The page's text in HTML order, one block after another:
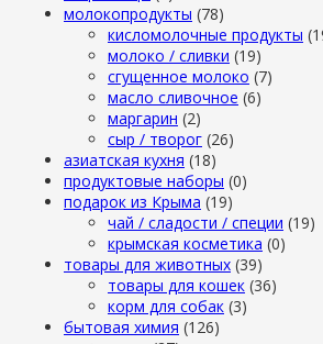
молокопродукты (78)
кисломолочные продукты
молоко / сливки (19)
сгущенное молоко (7)
масло сливочное (6)
маргарин (2)
сыр / творог (26)
азиатская кухня (18)
продуктовые наборы (0)
подарок из Крыма (19)
чай / сладости / специи (19)
крымская косметика (0)
товары для животных (39)
товары для кошек (36)
корм для собак (3)
бытовая химия (126)